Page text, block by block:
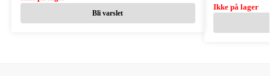
Bli varslet
Ikke på lager